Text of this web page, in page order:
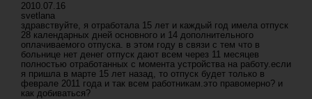
2010.07.16
svetlana
здравствуйте, я отработала 15 лет и каждый год имела отпуск
28 календарных дней основного и 14 дополнительного
оплачиваемого отпуска. в этом году в связи с тем что в
больнице нет денег отпуск дают всем через 11 месяцев
полностью отработанных с момента устройства на работу.если
я пришла в марте 15 лет назад, то отпуск будет только в
феврале 2011 года и так всем работникам.это правомерно? и
как добиваться?